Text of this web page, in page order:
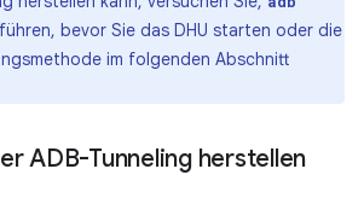
bevor Sie das DHU starten oder die
im folgenden Abschnitt
ADB-Tunneling herstellen